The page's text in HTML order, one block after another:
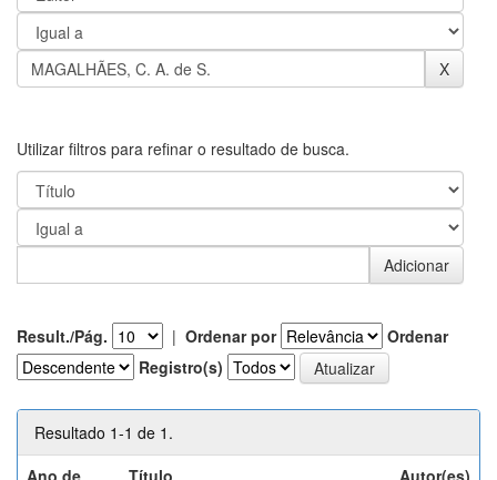
Utilizar filtros para refinar o resultado de busca.
Result./Pág. | Ordenar por
Ordenar
Registro(s)
Resultado 1-1 de 1.
Ano de
Título Autor(es)